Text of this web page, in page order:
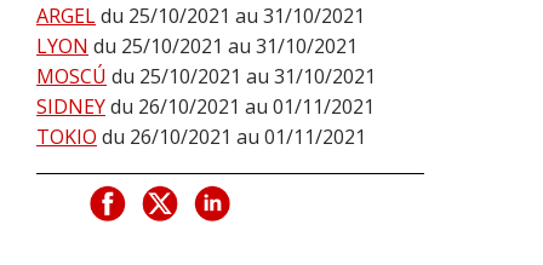
ARGELdu 25/10/2021 au 31/10/2021
LYON du 25/10/2021 au 31/10/2021
MOSCÚ du 25/10/2021 au 31/10/2021
SIDNEYdu 26/10/2021 au 01/11/2021
TOKIO du 26/10/2021 au 01/11/2021